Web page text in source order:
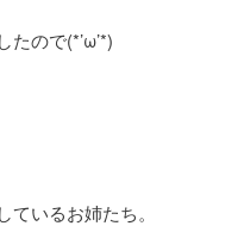
ので(*’ω’*)
いるお姉たち。